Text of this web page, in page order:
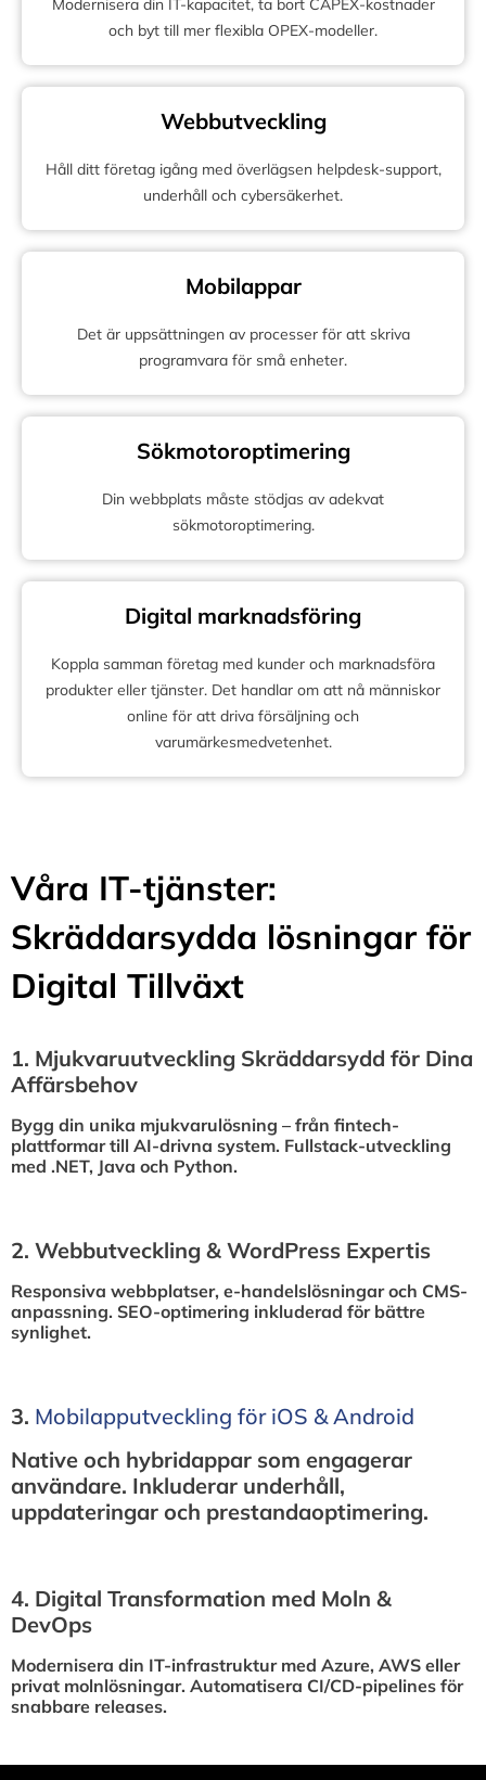
och byt till mer flexibla OPEX-modeller.
Webbutveckling
Håll ditt företag igång med överlägsen helpdesk-support,
underhåll och cybersäkerhet.
Mobilappar
Det är uppsättningen av processer för att skriva
programvara för små enheter.
Sökmotoroptimering
Din webbplats måste stödjas av adekvat
sökmotoroptimering.
Digital marknadsföring
Koppla samman företag med kunder och marknadsföra
produkter eller tjänster. Det handlar om att nå människor
online för att driva försäljning och
varumärkesmedvetenhet.
Våra IT-tjänster:
Skräddarsydda lösningar för
Digital Tillväxt
1.⁠ ⁠Mjukvaruutveckling Skräddarsydd för Dina
Affärsbehov
Bygg din unika mjukvarulösning – från fintech-
plattformar till AI-drivna system. Fullstack-utveckling
med .NET, Java och Python.
2.⁠ ⁠Webbutveckling & WordPress Expertis
Responsiva webbplatser, e-handelslösningar och CMS-
anpassning. SEO-optimering inkluderad för bättre
synlighet.
3.⁠ ⁠Mobilapputveckling för iOS & Android
Native och hybridappar som engagerar
användare. Inkluderar underhåll,
uppdateringar och prestandaoptimering.
4.⁠ ⁠Digital Transformation med Moln &
DevOps
Modernisera din IT-infrastruktur med Azure, AWS eller
privat molnlösningar. Automatisera CI/CD-pipelines för
snabbare releases.